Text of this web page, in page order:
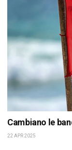
Cambiano le
22 APR 2025